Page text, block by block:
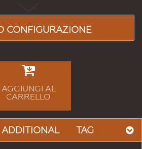
CONFIGURAZIONE
AGGIUNGI AL
CARRELLO
ADDITIONAL TAG